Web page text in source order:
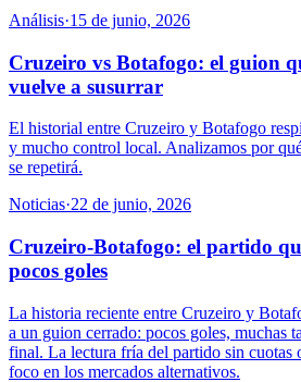
Análisis·15 de junio, 2026
Cruzeiro vs Botafogo: el guion
vuelve a susurrar
El historial entre Cruzeiro y Botafogo
y mucho control local. Analizamos por
se repetirá.
Noticias·22 de junio, 2026
Cruzeiro-Botafogo: el partido
pocos goles
La historia reciente entre Cruzeiro y
a un guion cerrado: pocos goles, muchas
final. La lectura fría del partido sin cuotas
foco en los mercados alternativos.